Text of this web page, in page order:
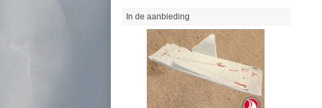
In de aanbieding